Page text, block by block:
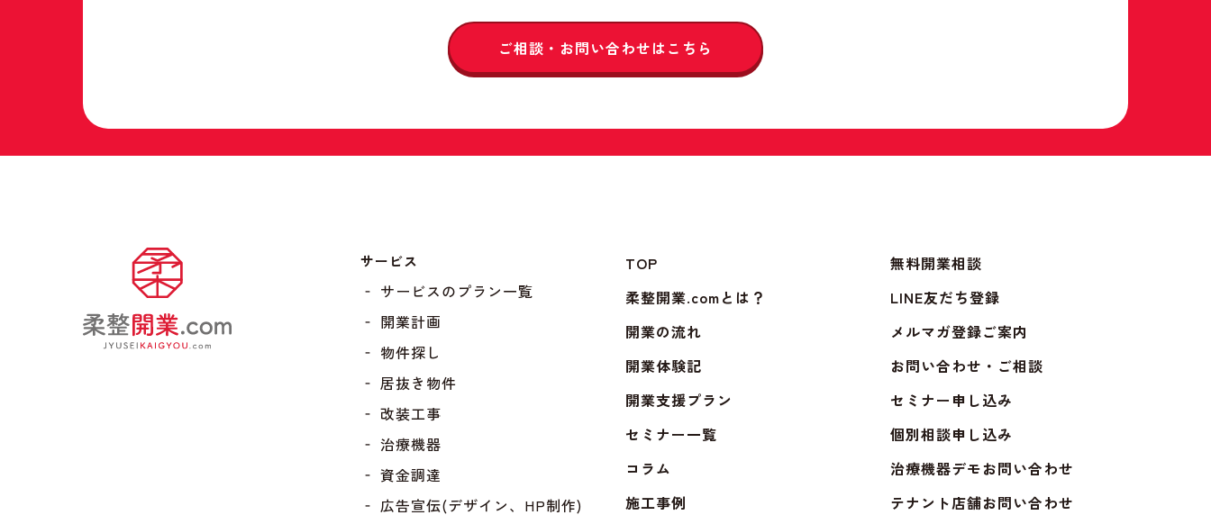
ご相談・お問い合わせはこちら
サービス
‐ サービスのプラン一覧
‐ 開業計画
‐ 物件探し
‐ 居抜き物件
‐ 改装工事
‐ 治療機器
‐ 資金調達
‐ 広告宣伝(デザイン、HP制作)
TOP
柔整開業.comとは？
開業の流れ
開業体験記
開業支援プラン
セミナー一覧
コラム
施工事例
無料開業相談
LINE友だち登録
メルマガ登録ご案内
お問い合わせ・ご相談
セミナー申し込み
個別相談申し込み
治療機器デモお問い合わせ
テナント店舗お問い合わせ